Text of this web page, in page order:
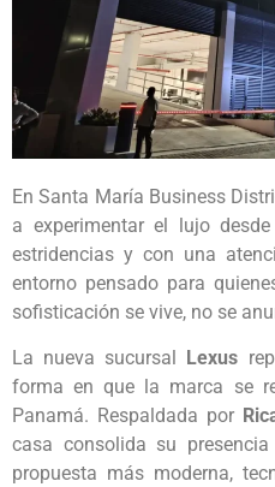
En Santa María Business
a experimentar el lujo
estridencias y con una
entorno pensado para
sofisticación se vive, no se
La nueva sucursal Lexus
forma en que la marca se
Panamá. Respaldada por
casa consolida su
propuesta más moderna,